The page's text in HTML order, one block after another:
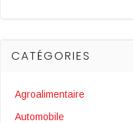
CATÉGORIES
Agroalimentaire
Automobile